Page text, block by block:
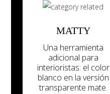
MATTY
Una herramienta
adicional para
interioristas: el color
blanco en la versión
transparente mate.